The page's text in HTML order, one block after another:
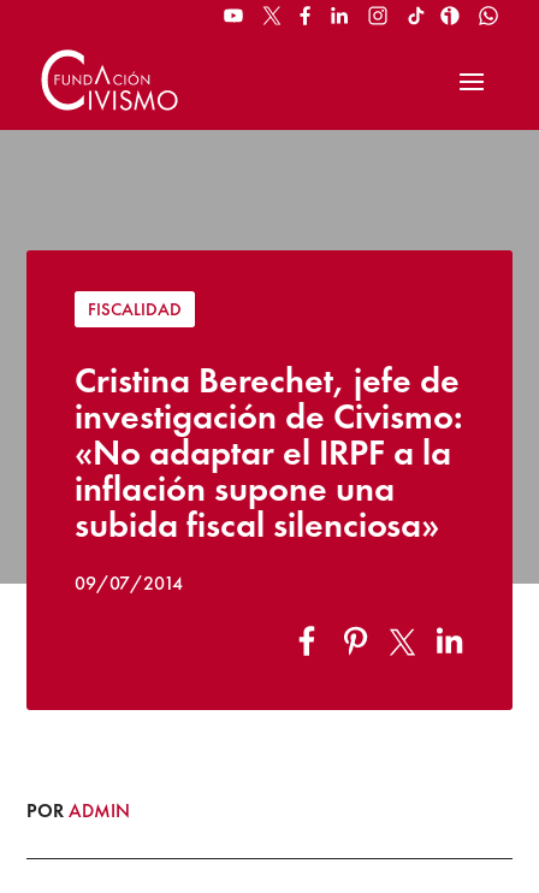
FISCALIDAD
Cristina Berechet, jefe de
investigación de Civismo:
«No adaptar el IRPF a la
inflación supone una
subida fiscal silenciosa»
09/07/2014
PORADMIN